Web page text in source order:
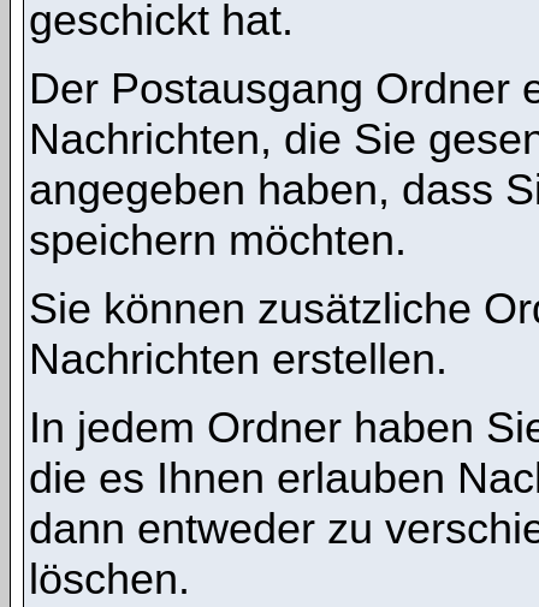
geschickt hat.
Der Postausgang Ordner
Nachrichten, die Sie
angegeben haben, dass
speichern möchten.
Sie können zusätzliche
Nachrichten erstellen.
In jedem Ordner haben
die es Ihnen erlauben
dann entweder zu
löschen.